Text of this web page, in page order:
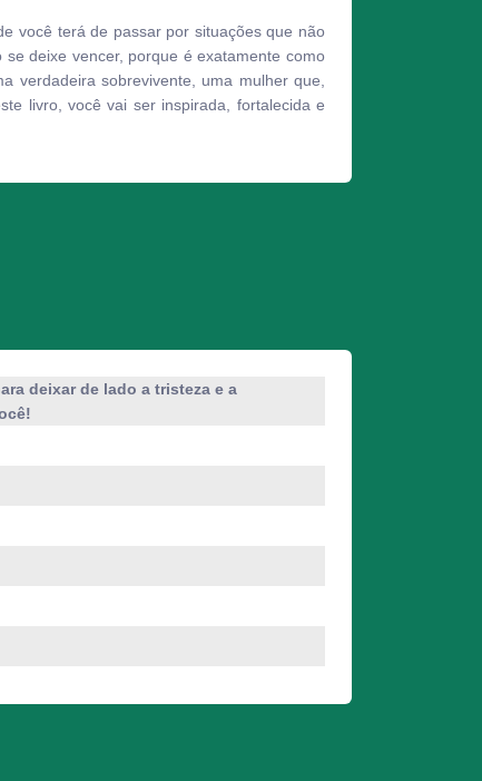
você terá de passar por situações que não
deixe vencer, porque é exatamente como
verdadeira sobrevivente, uma mulher que,
livro, você vai ser inspirada, fortalecida e
deixar de lado a tristeza e a